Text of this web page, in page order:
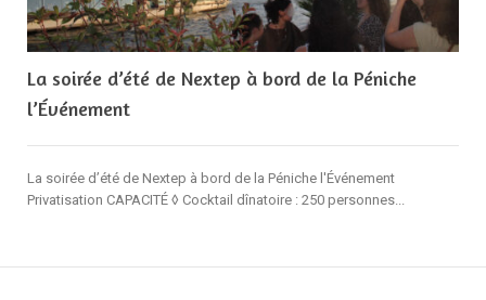
La soirée d’été de Nextep à bord de la Péniche
l’Événement
La soirée d’été de Nextep à bord de la Péniche l'Événement
Privatisation CAPACITÉ ◊ Cocktail dînatoire : 250 personnes...